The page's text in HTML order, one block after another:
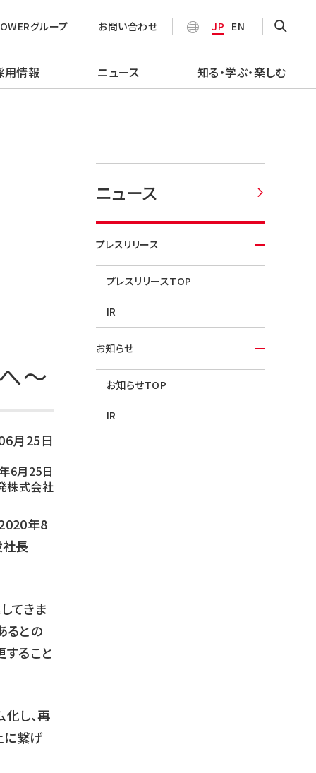
用情報 ニュース 知る・学ぶ・楽しむ
グループ お問い合わせ JP EN
～
月25日
6月25日
株式会社
年8
社長
てきま
るとの
ること
し、再
に繋げ
ニュース
プレスリリース
プレスリリースTOP
IR
お知らせ
お知らせTOP
IR